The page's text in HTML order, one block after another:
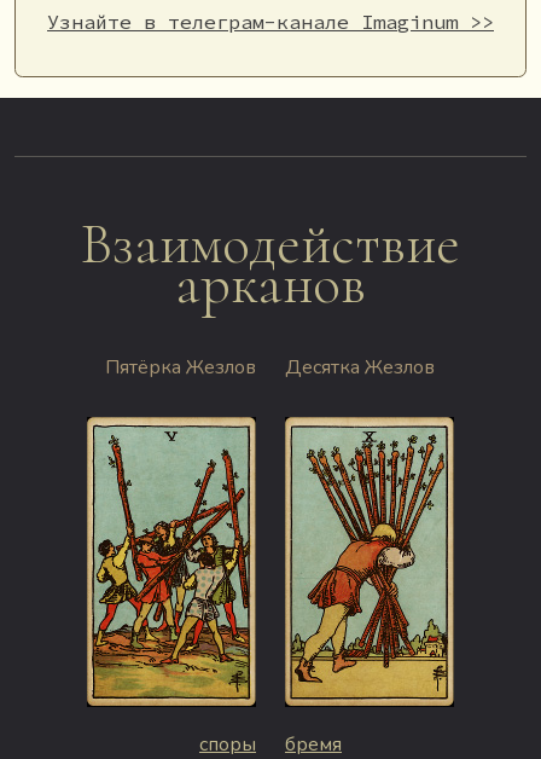
Узнайте в телеграм-канале Imaginum >>
Взаимодействие
арканов
Пятёрка Жезлов Десятка Жезлов
споры
бремя